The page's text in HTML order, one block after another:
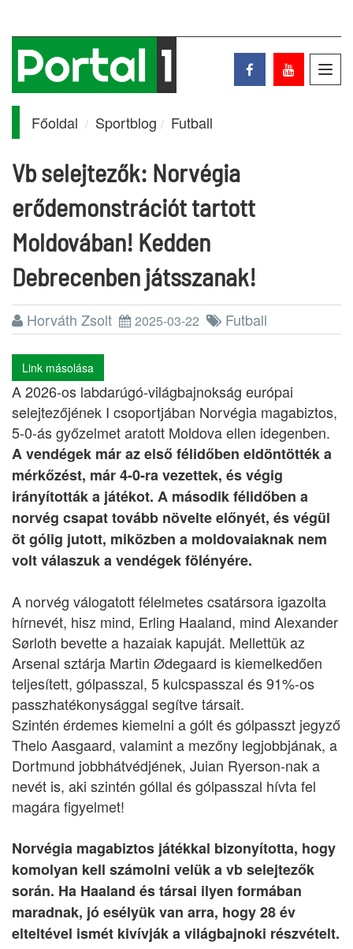
Főoldal Sportblog Futball
Vb selejtezők: Norvégia
erődemonstrációt tartott
Moldovában! Kedden
Debrecenben játsszanak!
Horváth Zsolt 2025-03-22 Futball
Link másolása
A 2026-os labdarúgó-világbajnokság európai
selejtezőjének I csoportjában Norvégia magabiztos,
5-0-ás győzelmet aratott Moldova ellen idegenben.
A vendégek már az első félidőben eldöntötték a
mérkőzést, már 4-0-ra vezettek, és végig
irányították a játékot. A második félidőben a
norvég csapat tovább növelte előnyét, és végül
öt gólig jutott, miközben a moldovaiaknak nem
volt válaszuk a vendégek fölényére.
A norvég válogatott félelmetes csatársora igazolta
hírnevét, hisz mind, Erling Haaland, mind Alexander
Sørloth bevette a hazaiak kapuját. Mellettük az
Arsenal sztárja Martin Ødegaard is kiemelkedően
teljesített, gólpasszal, 5 kulcspasszal és 91%-os
passzhatékonysággal segítve társait.
Szintén érdemes kiemelni a gólt és gólpasszt jegyző
Thelo Aasgaard, valamint a mezőny legjobbjának, a
Dortmund jobbhátvédjének, Juian Ryerson-nak a
nevét is, aki szintén góllal és gólpasszal hívta fel
magára figyelmet!
Norvégia magabiztos játékkal bizonyította, hogy
komolyan kell számolni velük a vb selejtezők
során. Ha Haaland és társai ilyen formában
maradnak, jó esélyük van arra, hogy 28 év
elteltével ismét kivívják a világbajnoki részvételt.